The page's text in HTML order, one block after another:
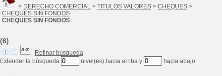
> DERECHO COMERCIAL > TITULOS VALORES > CHEQUES >
CHEQUES SIN FONDOS
CHEQUES SIN FONDOS
(6)
Refinar búsqueda
Extender la búsqueda
nivel(es) hacia arriba y hacia abajo